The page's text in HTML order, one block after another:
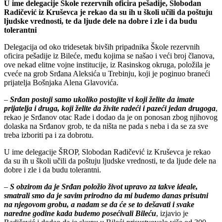
U ime delegacije Škole rezervnih oficira pešadije, Slobodan
Radičević iz Kruševca je rekao da su ih u školi učili da poštuju
ljudske vrednosti, te da ljude dele na dobre i zle i da budu
tolerantni
Delegacija od oko tridesetak bivših pripadnika Škole rezervnih
oficira pešadije iz Bileće, među kojima se našao i veći broj članova,
ove nekad elitne vojne institucije, iz Rasinskog okruga, položila je
cveće na grob Srđana Aleksića u Trebinju, koji je poginuo braneći
prijatelja Bošnjaka Alena Glavovića.
– Srđan postoji samo ukoliko postojite vi koji želite da imate
prijatelja i druga, koji želite da živite radeći i pazeći jedan drugoga,
rekao je Srđanov otac Rade i dodao da je on ponosan zbog njihovog
dolaska na Srđanov grob, te da ništa ne pada s neba i da se za sve
treba izboriti pa i za dobrotu.
U ime delegacije ŠROP, Slobodan Radičević iz Kruševca je rekao
da su ih u školi učili da poštuju ljudske vrednosti, te da ljude dele na
dobre i zle i da budu tolerantni.
– S obzirom da je Srđan položio život upravo za takve ideale,
smatrali smo da je savim prirodno da mi budemo danas prisutni
na njegovom grobu, a nadam se da će se to dešavati i svake
naredne godine kada budemo posećivali Bileću, izjavio je